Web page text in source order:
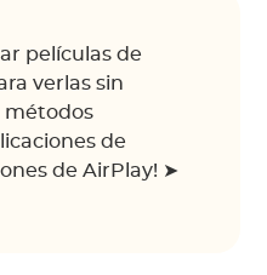
películas de
verlas sin
métodos
de
de AirPlay! ➤